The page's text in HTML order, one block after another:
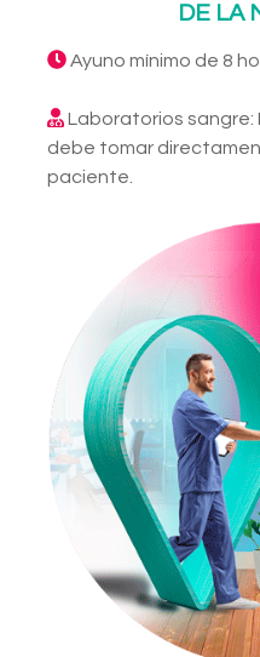
DE LA
Ayuno mínimo de 8
Laboratorios sangre:
debe tomar
paciente.